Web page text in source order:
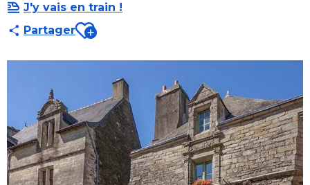
J'y vais en train !
PartagerAjouter aux favoris